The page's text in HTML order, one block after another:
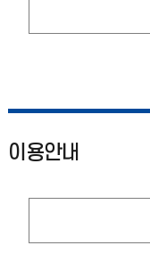
이용안내